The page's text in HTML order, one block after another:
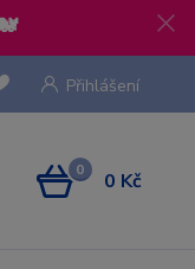
Přihlášení
0 0 Kč